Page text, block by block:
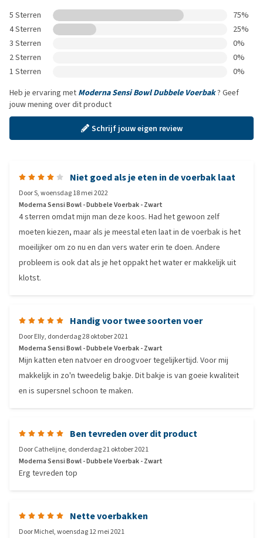
5 Sterren
75%
4 Sterren
25%
3 Sterren
0%
2 Sterren
0%
1 Sterren
0%
Heb je ervaring met Moderna Sensi Bowl Dubbele Voerbak? Geef
jouw mening over dit product
Schrijf jouw eigen review
Niet goed als je eten in de voerbak laat
DoorS,woensdag 18 mei 2022
Moderna Sensi Bowl - Dubbele Voerbak - Zwart
4 sterren omdat mijn man deze koos. Had het gewoon zelf
moeten kiezen, maar als je meestal eten laat in de voerbak is het
moeilijker om zo nu en dan vers water erin te doen. Andere
probleem is ook dat als je het oppakt het water er makkelijk uit
klotst.
Handig voor twee soorten voer
DoorElly, donderdag 28 oktober 2021
Moderna Sensi Bowl - Dubbele Voerbak - Zwart
Mijn katten eten natvoer en droogvoer tegelijkertijd. Voor mij
makkelijk in zo'n tweedelig bakje. Dit bakje is van goeie kwaliteit
en is supersnel schoon te maken.
Ben tevreden over dit product
DoorCathelijne, donderdag 21 oktober 2021
Moderna Sensi Bowl - Dubbele Voerbak - Zwart
Erg tevreden top
Nette voerbakken
DoorMichel,woensdag 12 mei 2021